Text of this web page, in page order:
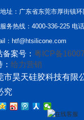
址：广东省东莞市厚街镇
务热线：4000-336-225 电
：htf@htsilicone.com
备案号： 粤ICP备
给力营销
市昊天硅胶科技有限
究
在线客服